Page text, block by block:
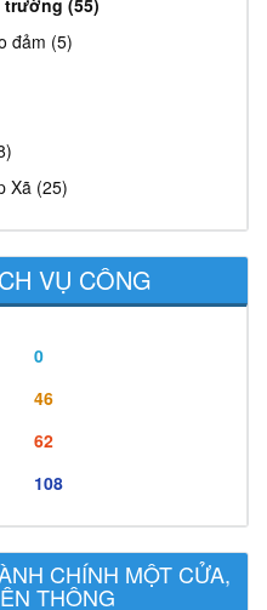
trường (55)
đảm (5)
Xã (25)
VỤ CÔNG
0
46
62
108
CHÍNH MỘT CỬA,
THÔNG